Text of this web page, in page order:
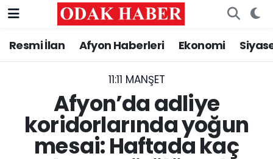
Resmi İlan Afyon Haberleri Ekonomi
11:11 MANŞET
Afyon’da adliye
koridorlarında yoğun
mesai: Haftada kaç
AFYONKARAHİSAR HABERLERİ
ASAYİŞ
GÜNCEL
Nöbetçi Eczaneler
Hava Durumu
Trafik Durumu
Süper Lig Puan Durumu ve Fikstür